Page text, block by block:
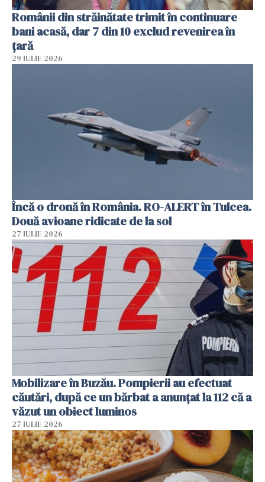
Românii din străinătate trimit în continuare
bani acasă, dar 7 din 10 exclud revenirea în
țară
29 IULIE 2026
Încă o dronă în România. RO-ALERT în Tulcea.
Două avioane ridicate de la sol
27 IULIE 2026
Mobilizare în Buzău. Pompierii au efectuat
căutări, după ce un bărbat a anunțat la 112 că a
văzut un obiect luminos
27 IULIE 2026